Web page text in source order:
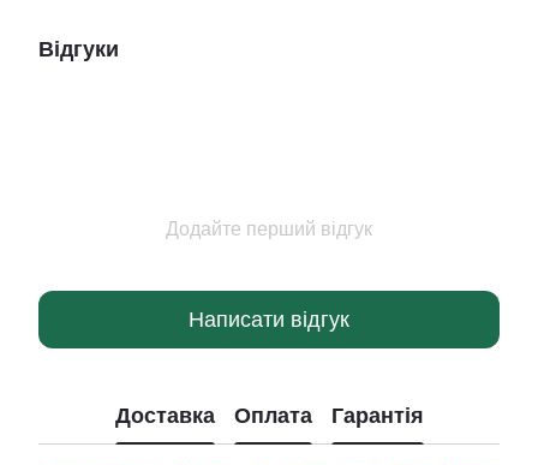
Відгуки
Додайте перший відгук
Написати відгук
Доставка Оплата Гарантія